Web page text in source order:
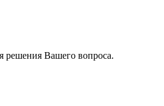
решения Вашего вопроса.